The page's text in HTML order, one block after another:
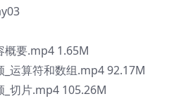
要.mp4 1.65M
运算符和数组.mp4 92.17M
切片.mp4 105.26M